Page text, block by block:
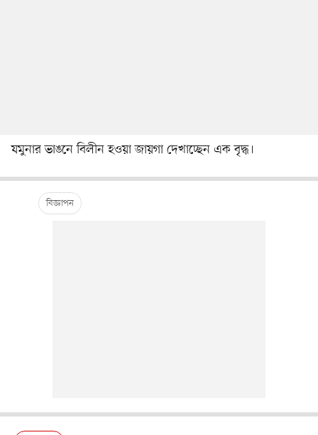
যমুনার ভাঙনে বিলীন হওয়া জায়গা দেখাচ্ছেন এক বৃদ্ধ।